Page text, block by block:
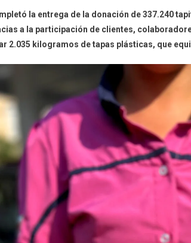
la entrega de la donación de 337.240
a la participación de clientes,
2.035 kilogramos de tapas plásticas, que